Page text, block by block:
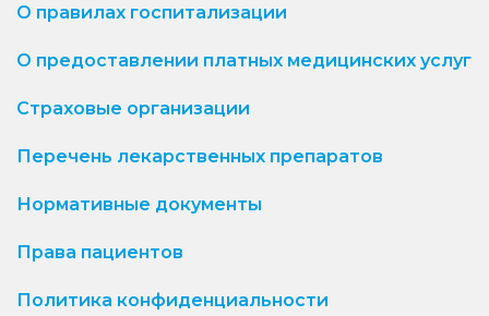
О правилах госпитализации
О предоставлении платных медицинских услуг
Страховые организации
Перечень лекарственных препаратов
Нормативные документы
Права пациентов
Политика конфиденциальности